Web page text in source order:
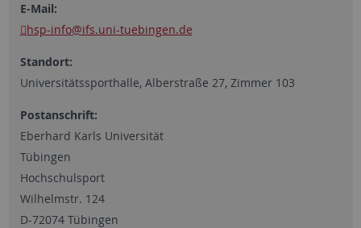
E-Mail:
hsp-info@ifs.uni-tuebingen.de
Standort:
Universitätssporthalle, Alberstraße 27, Zimmer 103
Postanschrift:
Eberhard Karls Universität
Tübingen
Hochschulsport
Wilhelmstr. 124
D-72074 Tübingen